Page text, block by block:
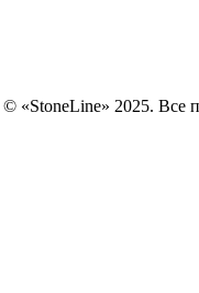
© «StoneLine» 2025. Все